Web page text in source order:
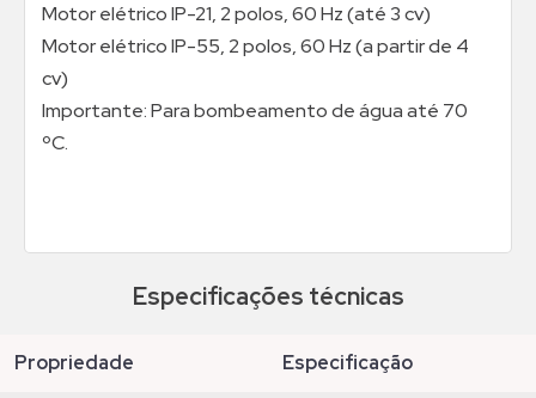
Motor elétrico IP-21, 2 polos, 60 Hz (até 3 cv)
Motor elétrico IP-55, 2 polos, 60 Hz (a partir de 4
cv)
Importante: Para bombeamento de água até 70
ºC.
Especificações técnicas
propriedade especificação